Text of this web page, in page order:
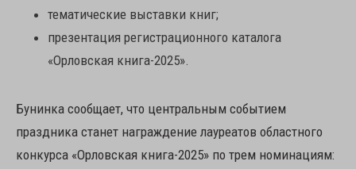
тематические выставки книг;
презентация регистрационного каталога
«Орловская книга-2025».
Бунинка сообщает, что центральным событием
праздника станет награждение лауреатов областного
конкурса «Орловская книга-2025» по трем номинациям: